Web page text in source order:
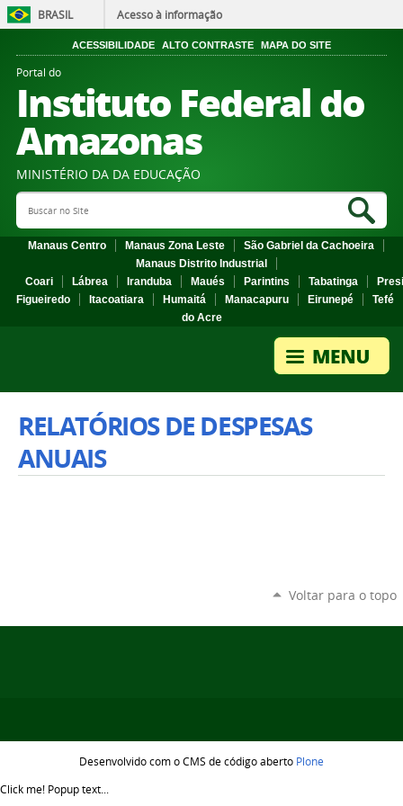
BRASIL Acesso à informação
ACESSIBILIDADE ALTO CONTRASTE MAPA DO SITE
Portal do
Instituto Federal do
Amazonas
MINISTÉRIO DA DA EDUCAÇÃO
Search Site
Manaus Centro Manaus Zona Leste
São Gabriel da Cachoeira
Manaus Distrito Industrial
Coari
Lábrea Iranduba Maués Parintins Tabatinga
Figueiredo
Itacoatiara Humaitá Manacapuru Eirunepé
Tefé
do Acre
RELATÓRIOS DE DESPESAS
ANUAIS
Voltar para o topo
Desenvolvido com o CMS de código aberto Plone
Click me! Popup text...